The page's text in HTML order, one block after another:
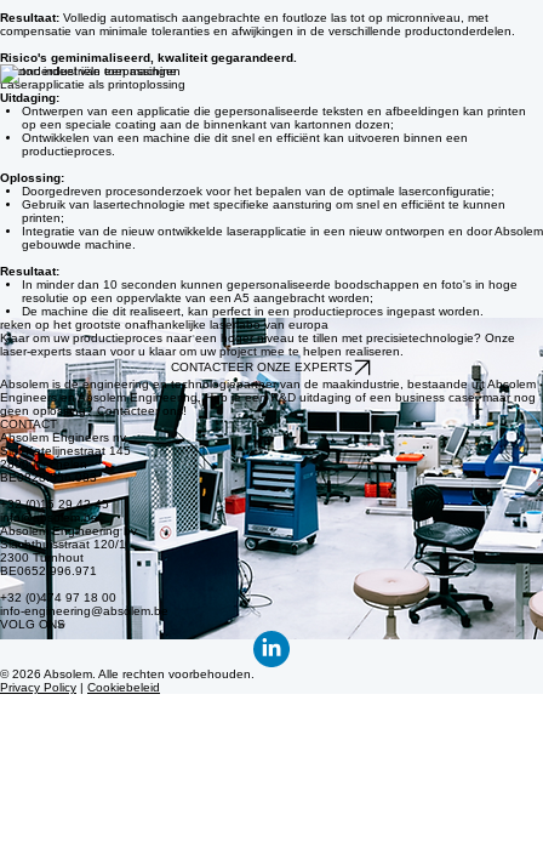
Uitdaging: Risicoklasse 3 medisch implantaat - de meest kritische en streng gereguleerde
categorie in de sector.
Oplossing:Custom laserlassysteem met slimme software en geavanceerde technologie.
Resultaat:Volledig automatisch aangebrachte en foutloze las tot op micronniveau, met
compensatie van minimale toleranties en afwijkingen in de verschillende productonderdelen.
Risico's geminimaliseerd, kwaliteit gegarandeerd.
Sector: industriële toepassingen
Laserapplicatie als printoplossing
Ontwerpen van een applicatie die gepersonaliseerde teksten en afbeeldingen kan printen
op een speciale coating aan de binnenkant van kartonnen dozen;
Ontwikkelen van een machine die dit snel en efficiënt kan uitvoeren binnen een
productieproces.
Oplossing:
Gebruik van lasertechnologie met specifieke aansturing om snel en efficiënt te kunnen
printen;
Integratie van de nieuw ontwikkelde laserapplicatie in een nieuw ontworpen en door Absolem
gebouwde machine.
Resultaat:
In minder dan 10 seconden kunnen gepersonaliseerde boodschappen en foto's in hoge
resolutie op een oppervlakte van een A5 aangebracht worden;
De machine die dit realiseert, kan perfect in een productieproces ingepast worden.
reken op het grootste onafhankelijke laserlabo van europa
Klaar om uw productieproces naar een hoger niveau te tillen met precisietechnologie? Onze
laser-experts staan voor u klaar om uw project mee te helpen realiseren.
CONTACTEER ONZE EXPERTS
Absolem is de engineering en technologiepartner van de maakindustrie, bestaande uit Absolem
Engineers en Absolem Engineering. Heb je een R&D uitdaging of een business case, maar nog
geen oplossing? Contacteer ons!
CONTACT
Absolem Engineers nv
Sint-Katelijnestraat 145
2800 Mechelen
BE0828.556.083
+32 (0)15 29 42 45
info@absolem.be
Absolem Engineering bv
Slachthuisstraat 120/1
2300 Turnhout
BE0652.996.971
info-engineering@absolem.be
VOLG ONS